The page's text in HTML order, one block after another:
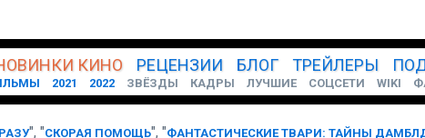
КИНО РЕЦЕНЗИИ БЛОГ ТРЕЙЛЕРЫ
2021 2022 ЗВЁЗДЫ КАДРЫ ЛУЧШИЕ СОЦСЕТИ WIKI
", "СКОРАЯ ПОМОЩЬ", "ФАНТАСТИЧЕСКИЕ ТВАРИ: ТАЙНЫ